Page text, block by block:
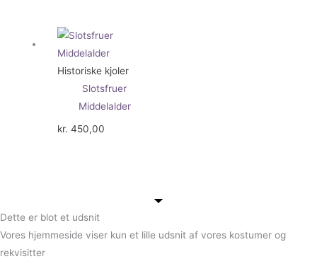
Historiske kjoler
Slotsfruer
Middelalder
kr. 450,00
Dette er blot et udsnit
Vores hjemmeside viser kun et lille udsnit af vores kostumer og
rekvisitter